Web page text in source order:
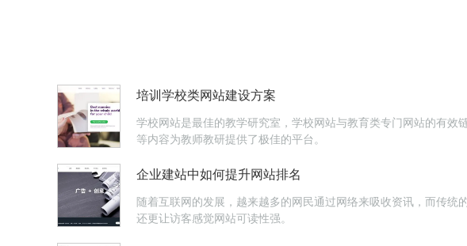
培训学校类网站建设方案
学校网站是最佳的教学研究室，学校网站与教育类专门网站的有
等内容为教师教研提供了极佳的平台。
企业建站中如何提升网站排名
随着互联网的发展，越来越多的网民通过网络来吸收资讯，而传
还更让访客感觉网站可读性强。